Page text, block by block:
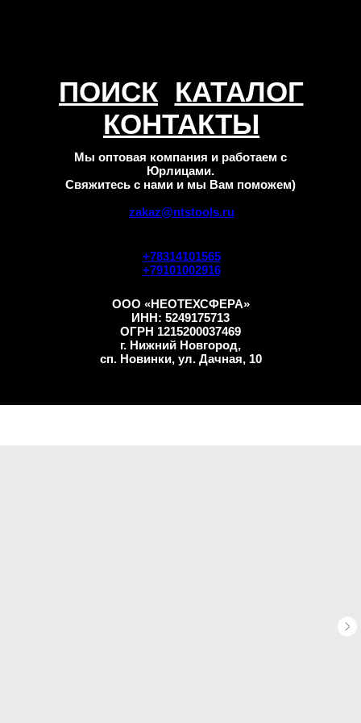
КОНТАКТЫ
ПОИСК
+78314101565
+79101002916
zakaz@ntstools.ru
КАТАЛОГ
ООО «НЕОТЕХСФЕРА»
ИНН: 5249175713
ОГРН 1215200037469
г. Нижний Новгород,
сп. Новинки, ул. Дачная, 10
Мы оптовая компания и работаем с
Юрлицами.
Свяжитесь с нами и мы Вам поможем)